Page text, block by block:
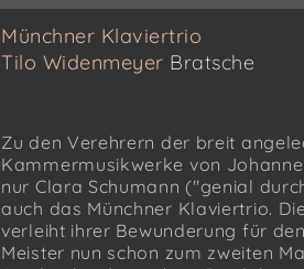
Münchner Klaviertrio
Tilo Widenmeyer Bratsche
Zu den Verehrern der breit
Kammermusikwerke von
nur Clara Schumann ("genial
auch das Münchner Klaviertrio.
verleiht ihrer Bewunderung für
Meister nun schon zum zweiten